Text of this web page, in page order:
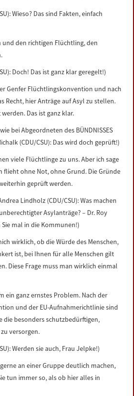
Wieso? Das sind Fakten, einfach
und den richtigen Flüchtling, den
Doch! Das ist ganz klar geregelt!)
Genfer Flüchtlingskonvention und nach
Recht, hier Anträge auf Asyl zu stellen.
Das ist ganz klar.
bei Abgeordneten des BÜNDNISSES
(CDU/CSU): Das wird doch geprüft!)
viele Flüchtlinge zu uns. Aber ich sage
flieht ohne Not, ohne Grund. Die Gründe
geprüft werden.
Lindholz (CDU/CSU): Was machen
Asylanträge? – Dr. Roy
Sie mal in die Kommunen!)
wirklich, ob die Würde des Menschen,
ist, bei Ihnen für alle Menschen gilt
Diese Frage muss man wirklich einmal
ein ganz ernstes Problem. Nach der
und der EU-Aufnahmerichtlinie sind
die besonders schutzbedürftigen,
versorgen.
Werden sie auch, Frau Jelpke!)
an einer Gruppe deutlich machen,
tun immer so, als ob hier alles in